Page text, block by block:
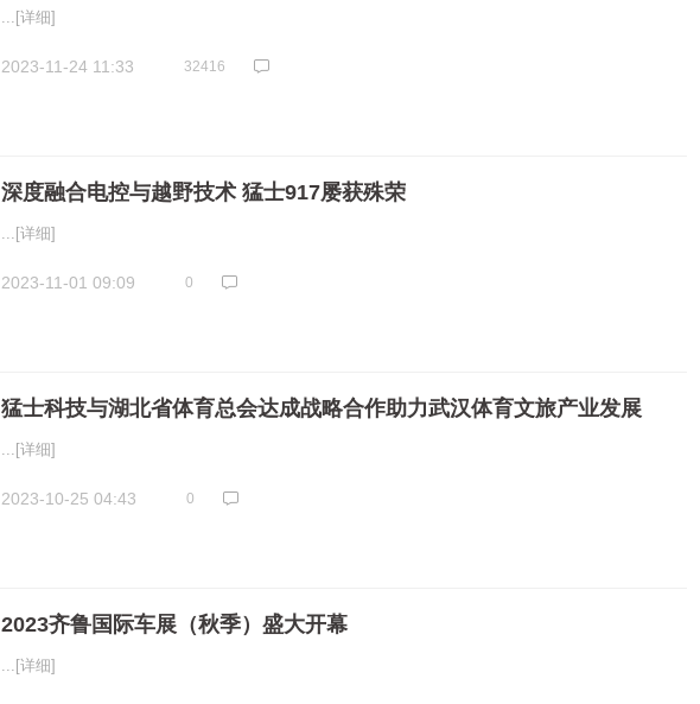
... [详细]
2023-11-24 11:33 32416
深度融合电控与越野技术 猛士917屡获殊荣
... [详细]
2023-11-01 09:09 0
猛士科技与湖北省体育总会达成战略合作助力武汉体育文旅产业发展
... [详细]
2023-10-25 04:43 0
2023齐鲁国际车展（秋季）盛大开幕
... [详细]